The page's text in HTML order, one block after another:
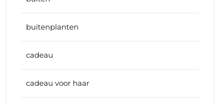
buitenplanten
cadeau
cadeau voor haar